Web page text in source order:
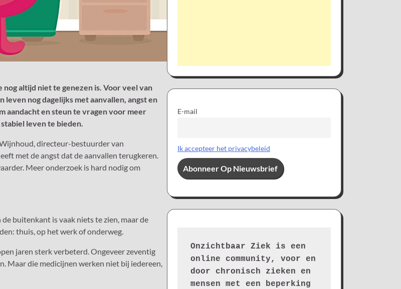
altijd niet te genezen is. Voor veel van
leven nog dagelijks met aanvallen, angst en
aandacht en steun te vragen voor meer
leven te bieden.
directeur-bestuurder van
met de angst dat de aanvallen terugkeren.
Meer onderzoek is hard nodig om
buitenkant is vaak niets te zien, maar de
thuis, op het werk of onderweg.
jaren sterk verbeterd. Ongeveer zeventig
Maar die medicijnen werken niet bij iedereen,
E-mail
Ik accepteer het privacybeleid
Onzichtbaar Ziek is een
online community, voor en
door chronisch zieken en
mensen met een beperking